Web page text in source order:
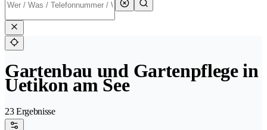
Gartenbau und Gartenpflege in
Uetikon am See
23 Ergebnisse